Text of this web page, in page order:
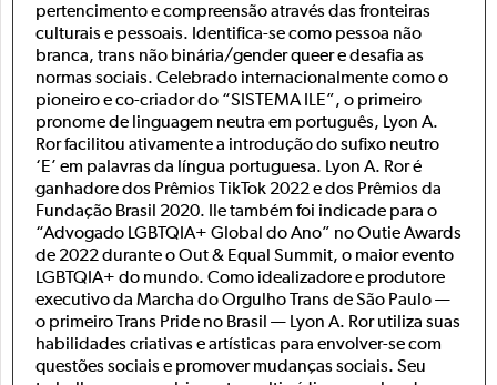
pertencimento e compreensão através das fronteiras
culturais e pessoais. Identifica-se como pessoa não
branca, trans não binária/gender queer e desafia as
normas sociais. Celebrado internacionalmente como o
pioneiro e co-criador do “SISTEMA ILE”, o primeiro
pronome de linguagem neutra em português, Lyon A.
Ror facilitou ativamente a introdução do sufixo neutro
‘E’ em palavras da língua portuguesa. Lyon A. Ror é
ganhadore dos Prêmios TikTok 2022 e dos Prêmios da
Fundação Brasil 2020. Ile também foi indicade para o
“Advogado LGBTQIA+ Global do Ano” no Outie Awards
de 2022 durante o Out & Equal Summit, o maior evento
LGBTQIA+ do mundo. Como idealizadore e produtore
executivo da Marcha do Orgulho Trans de São Paulo —
o primeiro Trans Pride no Brasil — Lyon A. Ror utiliza suas
habilidades criativas e artísticas para envolver-se com
questões sociais e promover mudanças sociais. Seu